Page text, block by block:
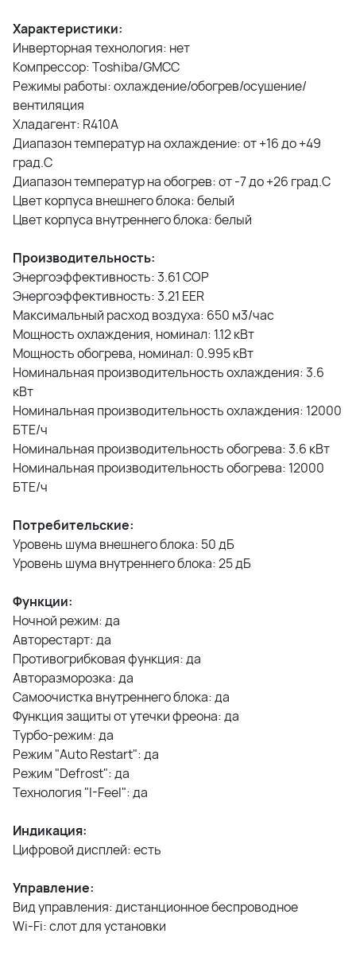
Характеристики:
Инверторная технология: нет
Компрессор: Toshiba/GMCC
Режимы работы: охлаждение/обогрев/осушение/
вентиляция
Хладагент: R410A
Диапазон температур на охлаждение: от +16 до +49
град.C
Диапазон температур на обогрев: от -7 до +26 град.C
Цвет корпуса внешнего блока: белый
Цвет корпуса внутреннего блока: белый
Производительность:
Энергоэффективность: 3.61 COP
Энергоэффективность: 3.21 EER
Максимальный расход воздуха: 650 м3/час
Мощность охлаждения, номинал: 1.12 кВт
Мощность обогрева, номинал: 0.995 кВт
Номинальная производительность охлаждения: 3.6
кВт
Номинальная производительность охлаждения: 12000
БТЕ/ч
Номинальная производительность обогрева: 3.6 кВт
Номинальная производительность обогрева: 12000
БТЕ/ч
Потребительские:
Уровень шума внешнего блока: 50 дБ
Уровень шума внутреннего блока: 25 дБ
Функции:
Ночной режим: да
Авторестарт: да
Противогрибковая функция: да
Авторазморозка: да
Самоочистка внутреннего блока: да
Функция защиты от утечки фреона: да
Турбо-режим: да
Режим "Auto Restart": да
Режим "Defrost": да
Технология "I-Feel": да
Индикация:
Цифровой дисплей: есть
Управление:
Вид управления: дистанционное беспроводное
Wi-Fi: слот для установки